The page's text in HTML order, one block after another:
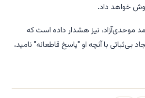
خواهد داد.
موحدی‌آزاد، نیز هشدار داده است که
بی‌ثباتی با آنچه او "پاسخ قاطعانه" نامید،